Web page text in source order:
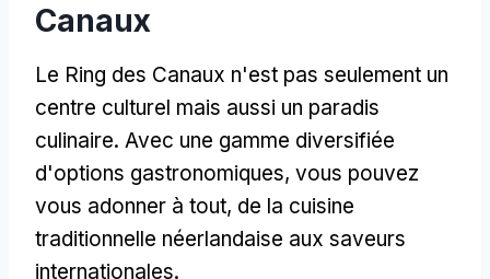
Canaux
Le Ring des Canaux n'est pas seulement un
centre culturel mais aussi un paradis
culinaire. Avec une gamme diversifiée
d'options gastronomiques, vous pouvez
vous adonner à tout, de la cuisine
traditionnelle néerlandaise aux saveurs
internationales.